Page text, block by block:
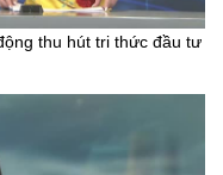
thu hút tri thức đầu tư